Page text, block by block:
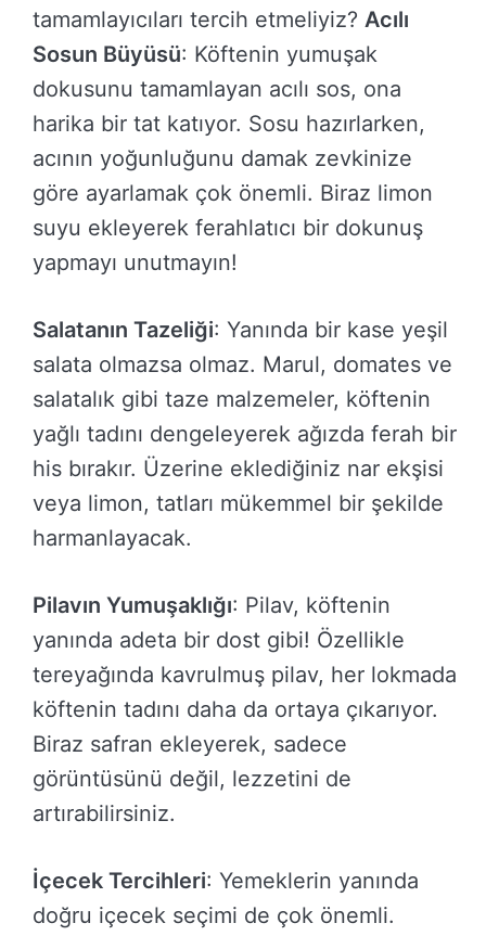
tamamlayıcıları tercih etmeliyiz? Acılı
Sosun Büyüsü: Köftenin yumuşak
dokusunu tamamlayan acılı sos, ona
harika bir tat katıyor. Sosu hazırlarken,
acının yoğunluğunu damak zevkinize
göre ayarlamak çok önemli. Biraz limon
suyu ekleyerek ferahlatıcı bir dokunuş
yapmayı unutmayın!
Salatanın Tazeliği: Yanında bir kase yeşil
salata olmazsa olmaz. Marul, domates ve
salatalık gibi taze malzemeler, köftenin
yağlı tadını dengeleyerek ağızda ferah bir
his bırakır. Üzerine eklediğiniz nar ekşisi
veya limon, tatları mükemmel bir şekilde
harmanlayacak.
Pilavın Yumuşaklığı: Pilav, köftenin
yanında adeta bir dost gibi! Özellikle
tereyağında kavrulmuş pilav, her lokmada
köftenin tadını daha da ortaya çıkarıyor.
Biraz safran ekleyerek, sadece
görüntüsünü değil, lezzetini de
artırabilirsiniz.
İçecek Tercihleri: Yemeklerin yanında
doğru içecek seçimi de çok önemli.